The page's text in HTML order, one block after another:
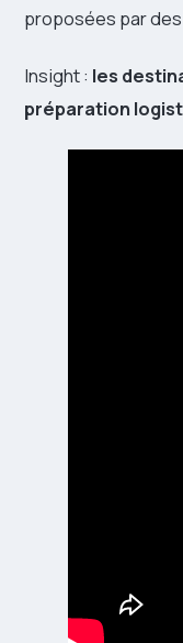
proposées par
Insight : les
préparation